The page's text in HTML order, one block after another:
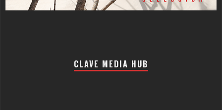
CLAVE MEDIA HUB